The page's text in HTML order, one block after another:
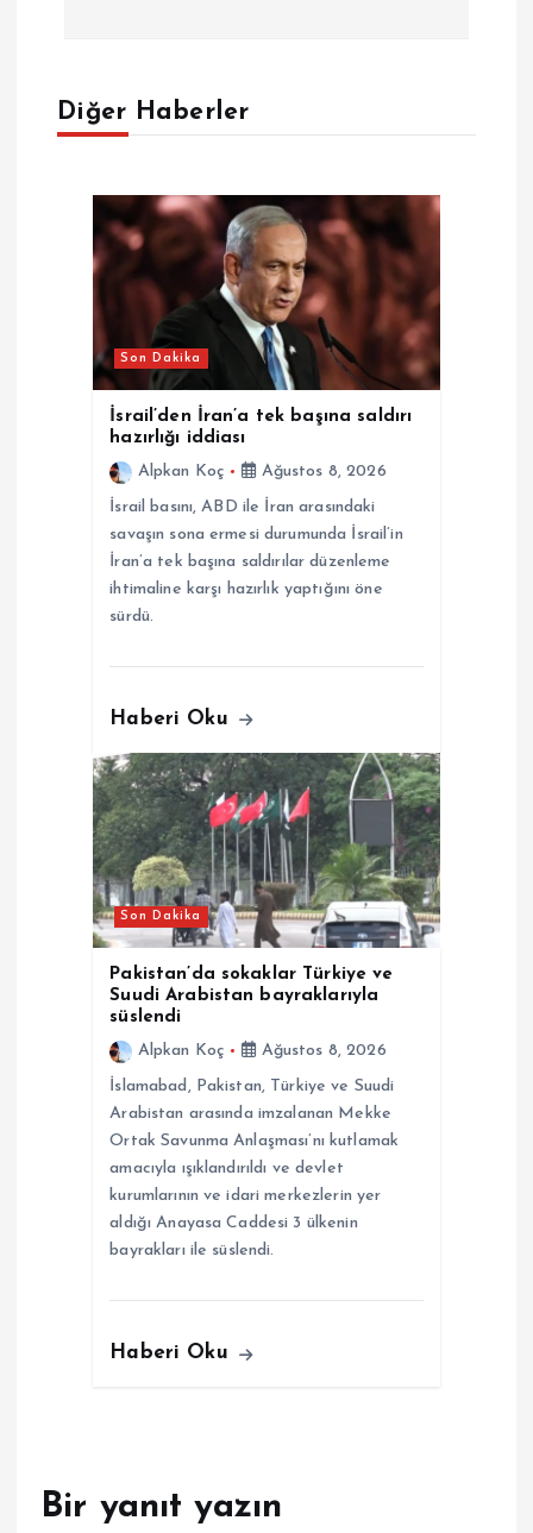
eDiğer Haberler
Son Dakika
İsrail’den İran’a tek başına saldırı
hazırlığı iddiası
Alpkan Koç
Ağustos 8, 2026
İsrail basını, ABD ile İran arasındaki
savaşın sona ermesi durumunda İsrail’in
İran’a tek başına saldırılar düzenleme
ihtimaline karşı hazırlık yaptığını öne
sürdü.
Haberi Oku
Son Dakika
Pakistan’da sokaklar Türkiye ve
Suudi Arabistan bayraklarıyla
süslendi
Alpkan Koç
Ağustos 8, 2026
İslamabad, Pakistan, Türkiye ve Suudi
Arabistan arasında imzalanan Mekke
Ortak Savunma Anlaşması’nı kutlamak
amacıyla ışıklandırıldı ve devlet
kurumlarının ve idari merkezlerin yer
aldığı Anayasa Caddesi 3 ülkenin
bayrakları ile süslendi.
Haberi Oku
Bir yanıt yazın